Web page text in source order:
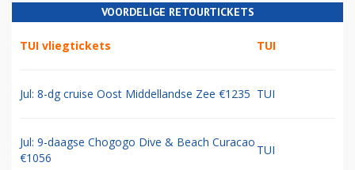
VOORDELIGE RETOURTICKETS
TUI vliegtickets TUI
Jul: 8-dg cruise Oost Middellandse Zee €1235 TUI
Jul: 9-daagse Chogogo Dive & Beach Curacao
€1056
TUI